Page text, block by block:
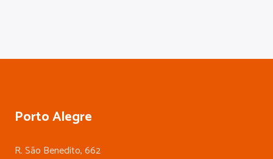
Porto Alegre
R. São Benedito, 662